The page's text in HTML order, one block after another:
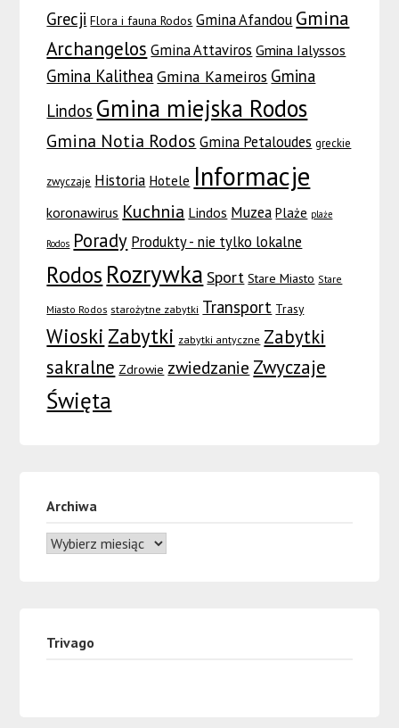
Grecji Flora i fauna Rodos Gmina Afandou Gmina
Archangelos Gmina Attaviros Gmina Ialyssos
Gmina KalitheaGmina Kameiros Gmina
Lindos Gmina miejska Rodos
Gmina Notia Rodos Gmina Petaloudes greckie
zwyczaje Historia Hotele Informacje
koronawirus Kuchnia Lindos Muzea Plaże plaże
Rodos Porady Produkty - nie tylko lokalne
Rodos Rozrywka Sport Stare Miasto Stare
Miasto Rodos starożytne zabytki Transport Trasy
Wioski Zabytki zabytki antyczne Zabytki
sakralne Zdrowie zwiedzanie Zwyczaje
Święta
Archiwa
Trivago